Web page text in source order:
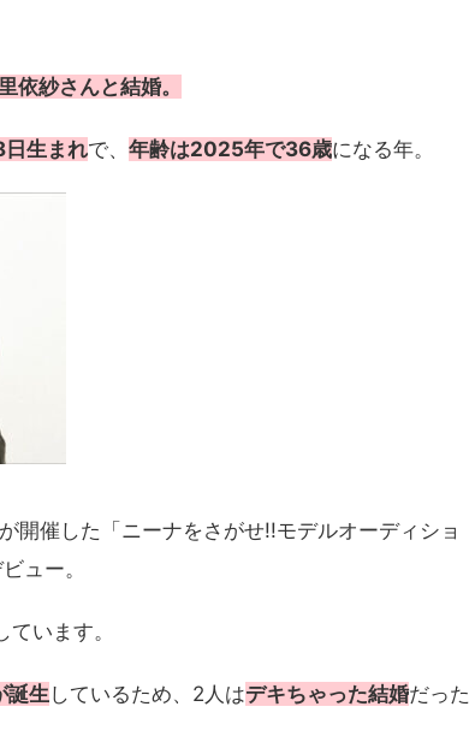
依紗さんと結婚。
生まれで、 年齢は2025年で36歳になる年。
開催した「ニーナをさがせ!!モデルオーディショ
ュー。
います。
誕生しているため、2人はデキちゃった結婚だった